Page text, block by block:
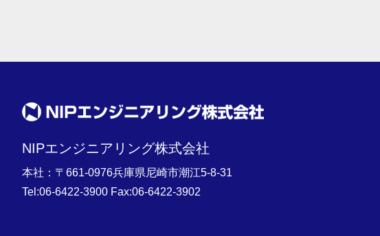
NIPエンジニアリング株式会社
本社：〒661-0976兵庫県尼崎市潮江5-8-31
Tel:06-6422-3900 Fax:06-6422-3902